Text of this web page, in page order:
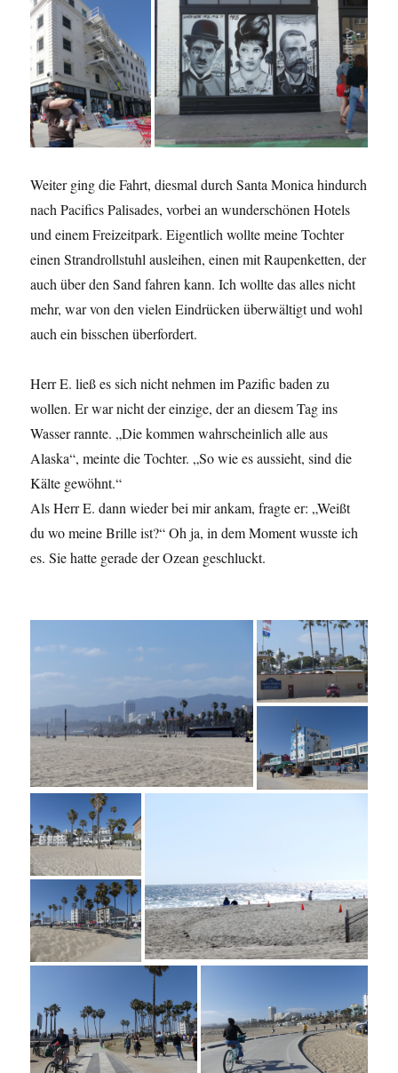
Weiter ging die Fahrt, diesmal durch Santa Monica hindurch
nach Pacifics Palisades, vorbei an wunderschönen Hotels
und einem Freizeitpark. Eigentlich wollte meine Tochter
einen Strandrollstuhl ausleihen, einen mit Raupenketten, der
auch über den Sand fahren kann. Ich wollte das alles nicht
mehr, war von den vielen Eindrücken überwältigt und wohl
auch ein bisschen überfordert.
Herr E. ließ es sich nicht nehmen im Pazific baden zu
wollen. Er war nicht der einzige, der an diesem Tag ins
Wasser rannte. „Die kommen wahrscheinlich alle aus
Alaska“, meinte die Tochter. „So wie es aussieht, sind die
Kälte gewöhnt.“
Als Herr E. dann wieder bei mir ankam, fragte er: „Weißt
du wo meine Brille ist?“ Oh ja, in dem Moment wusste ich
es. Sie hatte gerade der Ozean geschluckt.